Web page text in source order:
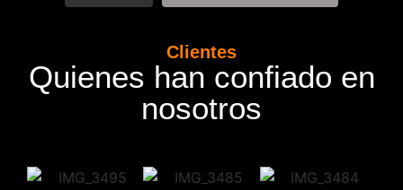
Clientes
Quienes han confiado en
nosotros